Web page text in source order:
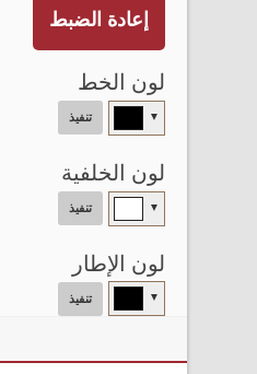
إعادة الضبط
لون الخط
▼ تنفيذ
لون الخلفية
▼ تنفيذ
لون الإطار
▼ تنفيذ